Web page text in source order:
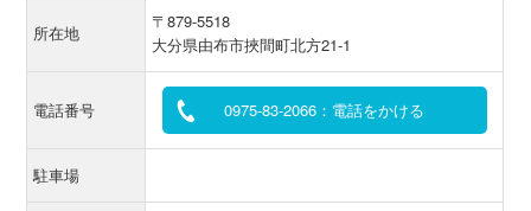
所在地
〒879-5518
大分県由布市挾間町北方21-1
電話番号 0975-83-2066：電話をかける
駐車場